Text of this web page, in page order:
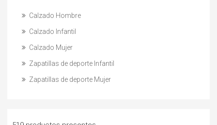
Calzado Hombre
Calzado Infantil
Calzado Mujer
Zapatillas de deporte Infantil
Zapatillas de deporte Mujer